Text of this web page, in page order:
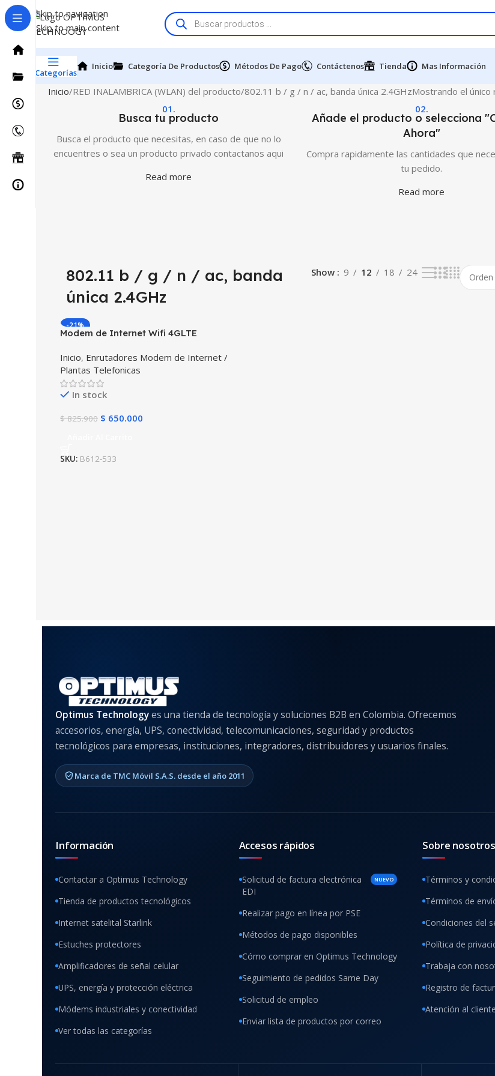
Skip to navigation
Skip to main content
Categorías
Inicio Categoría De Productos Métodos De Pago Contáctenos Tienda Mas Información
Inicio RED INALAMBRICA (WLAN) del producto 802.11 b / g / n / ac, banda única 2.4GHzMostrando el único
01.
Busca tu producto
Busca el producto que necesitas, en caso de que no lo
encuentres o sea un producto privado contactanos aqui
Read more
02.
Añade el producto o selecciona
Ahora"
Compra rapidamente las cantidades que
tu pedido.
Read more
802.11 b / g / n / ac, banda
única 2.4GHz
Show 9 12 18 24
-21%
Modem de Internet Wifi 4GLTE
(Compatible 4.5G) 4 Puertos Ethernet
Gigabit
Inicio, Enrutadores Modem de Internet /
Plantas Telefonicas
In stock
$825.900 $ 650.000
SKU: B612-533
Optimus Technologyes una tienda de tecnología y soluciones B2B en Colombia. Ofrecemos
accesorios, energía, UPS, conectividad, telecomunicaciones, seguridad y productos
tecnológicos para empresas, instituciones, integradores, distribuidores y usuarios finales.
Marca de TMC Móvil S.A.S. desde el año 2011
Información
Contactar a Optimus Technology
Tienda de productos tecnológicos
Internet satelital Starlink
Estuches protectores
Amplificadores de señal celular
UPS, energía y protección eléctrica
Módems industriales y conectividad
Ver todas las categorías
Accesos rápidos
Solicitud de factura electrónica
EDI
NUEVO
Realizar pago en línea por PSE
Métodos de pago disponibles
Cómo comprar en Optimus Technology
Seguimiento de pedidos Same Day
Solicitud de empleo
Enviar lista de productos por correo
Sobre
Términos y
Términos de
Condiciones del
Política de
Trabaja con
Registro de
Atención al